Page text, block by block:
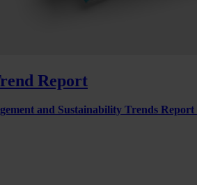
Report
and Sustainability Trends Report